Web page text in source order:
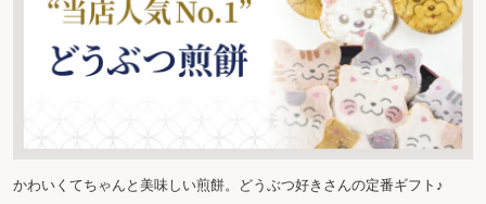
かわいくてちゃんと美味しい煎餅。どうぶつ好きさんの定番ギフト♪